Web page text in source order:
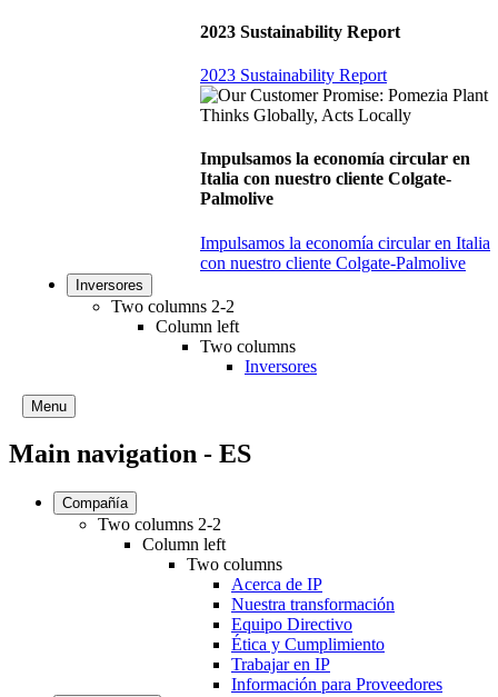
2023 Sustainability Report
2023 Sustainability Report
Impulsamos la economía circular en
Italia con nuestro cliente Colgate-
Palmolive
Impulsamos la economía circular en Italia
con nuestro cliente Colgate-Palmolive
Inversores
Two columns 2-2
Column left
Two columns
Inversores
Menu
Main navigation - ES
Compañía
Two columns 2-2
Column left
Two columns
Acerca de IP
Nuestra transformación
Equipo Directivo
Ética y Cumplimiento
Trabajar en IP
Información para Proveedores